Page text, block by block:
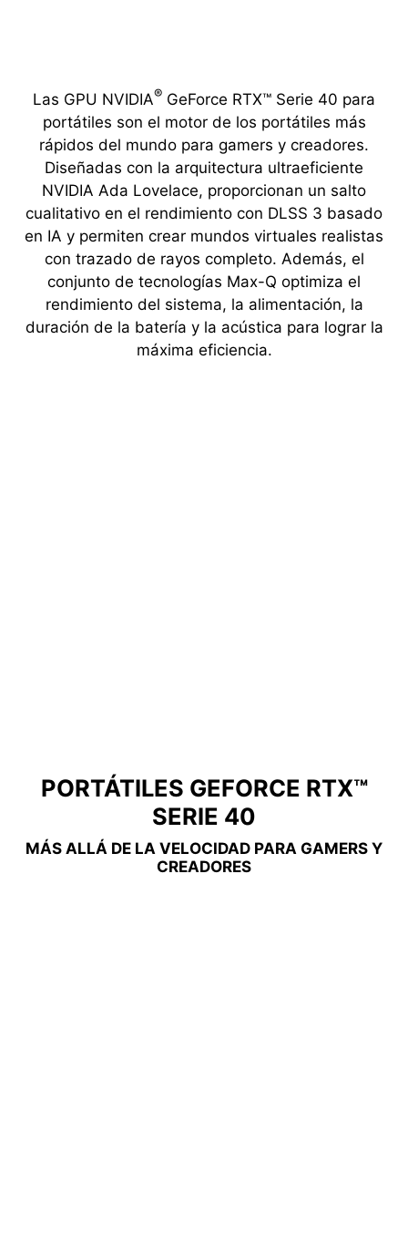
Las GPU NVIDIA® GeForce RTX™ Serie 40 para
portátiles son el motor de los portátiles más
rápidos del mundo para gamers y creadores.
Diseñadas con la arquitectura ultraeficiente
NVIDIA Ada Lovelace, proporcionan un salto
cualitativo en el rendimiento con DLSS 3 basado
en IA y permiten crear mundos virtuales realistas
con trazado de rayos completo. Además, el
conjunto de tecnologías Max-Q optimiza el
rendimiento del sistema, la alimentación, la
duración de la batería y la acústica para lograr la
máxima eficiencia.
PORTÁTILES GEFORCE RTX™
SERIE 40
MÁS ALLÁ DE LA VELOCIDAD PARA GAMERS Y
CREADORES